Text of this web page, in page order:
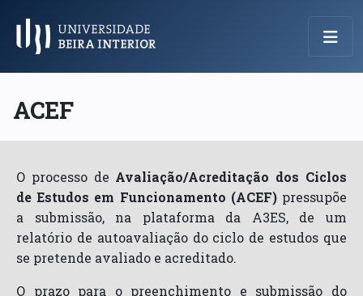
Menu Principal
ACEF
O processo de Avaliação/Acreditação dos Ciclos
de Estudos em Funcionamento (ACEF)pressupõe
a submissão, na plataforma da A3ES, de um
relatório de autoavaliação do ciclo de estudos que
se pretende avaliado e acreditado.
O prazo para o preenchimento e submissão do